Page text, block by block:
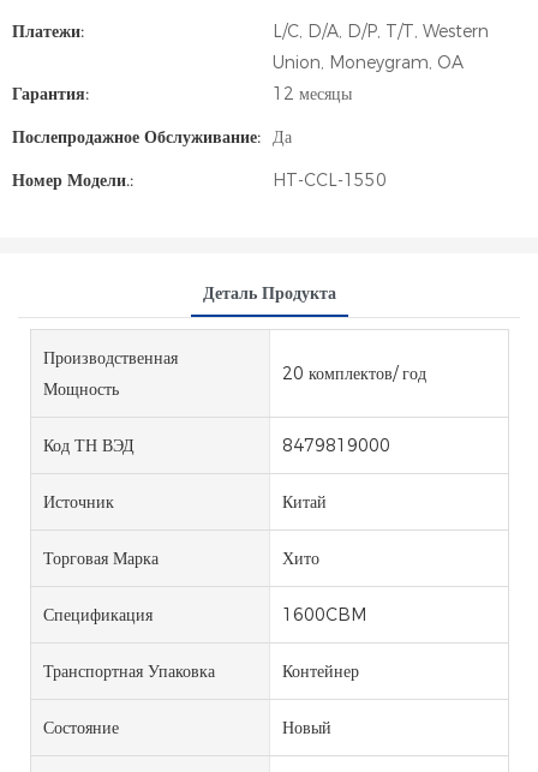
Платежи:
L/C, D/A, D/P, T/T, Western
Union, Moneygram, OA
Гарантия:
12 месяцы
Послепродажное Обслуживание: Да
Номер Модели.:
HT-CCL-1550
Деталь Продукта
Производственная
Мощность
20 комплектов/ год
Код ТН ВЭД 8479819000
Источник Китай
Торговая Марка Хито
Спецификация 1600CBM
Транспортная Упаковка Контейнер
Состояние Новый